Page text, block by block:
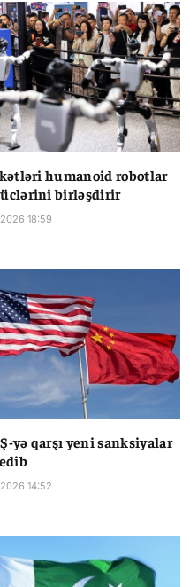
humanoid robotlar
birləşdirir
18:59
yə qarşı yeni sanksiyalar
14:52